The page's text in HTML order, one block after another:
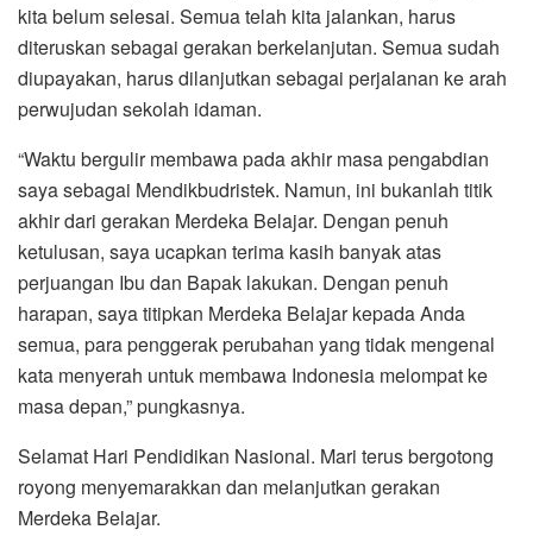
kita belum selesai. Semua telah kita jalankan, harus
diteruskan sebagai gerakan berkelanjutan. Semua sudah
diupayakan, harus dilanjutkan sebagai perjalanan ke arah
perwujudan sekolah idaman.
“Waktu bergulir membawa pada akhir masa pengabdian
saya sebagai Mendikbudristek. Namun, ini bukanlah titik
akhir dari gerakan Merdeka Belajar. Dengan penuh
ketulusan, saya ucapkan terima kasih banyak atas
perjuangan Ibu dan Bapak lakukan. Dengan penuh
harapan, saya titipkan Merdeka Belajar kepada Anda
semua, para penggerak perubahan yang tidak mengenal
kata menyerah untuk membawa Indonesia melompat ke
masa depan,” pungkasnya.
Selamat Hari Pendidikan Nasional. Mari terus bergotong
royong menyemarakkan dan melanjutkan gerakan
Merdeka Belajar.